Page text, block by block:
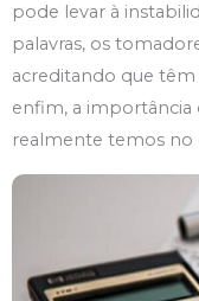
pode levar à
palavras, os
acreditando que
enfim, a importância
realmente temos no